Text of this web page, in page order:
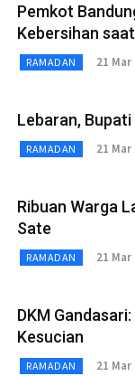
Pemkot
Kebersihan
RAMADAN 21 Mar
Lebaran,
RAMADAN 21 Mar
Ribuan Warga
Sate
RAMADAN 21 Mar
DKM
Kesucian
RAMADAN 21 Mar